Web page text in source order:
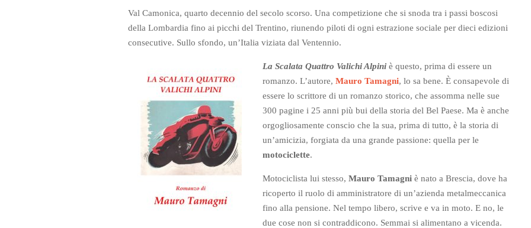
Val Camonica, quarto decennio del secolo scorso. Una competizione che si snoda tra i passi boscosi
della Lombardia fino ai picchi del Trentino, riunendo piloti di ogni estrazione sociale per dieci edizioni
consecutive. Sullo sfondo, un’Italia viziata dal Ventennio.
La Scalata Quattro Valichi Alpiniè questo, prima di essere un
romanzo. L’autore, Mauro Tamagni, lo sa bene. È consapevole di
essere lo scrittore di un romanzo storico, che assomma nelle sue
300 pagine i 25 anni più bui della storia del Bel Paese. Ma è anche
orgogliosamente conscio che la sua, prima di tutto, è la storia di
un’amicizia, forgiata da una grande passione: quella per le
motociclette.
Motociclista lui stesso, Mauro Tamagniè nato a Brescia, dove ha
ricoperto il ruolo di amministratore di un’azienda metalmeccanica
fino alla pensione. Nel tempo libero, scrive e va in moto. E no, le
due cose non si contraddicono. Semmai si alimentano a vicenda.